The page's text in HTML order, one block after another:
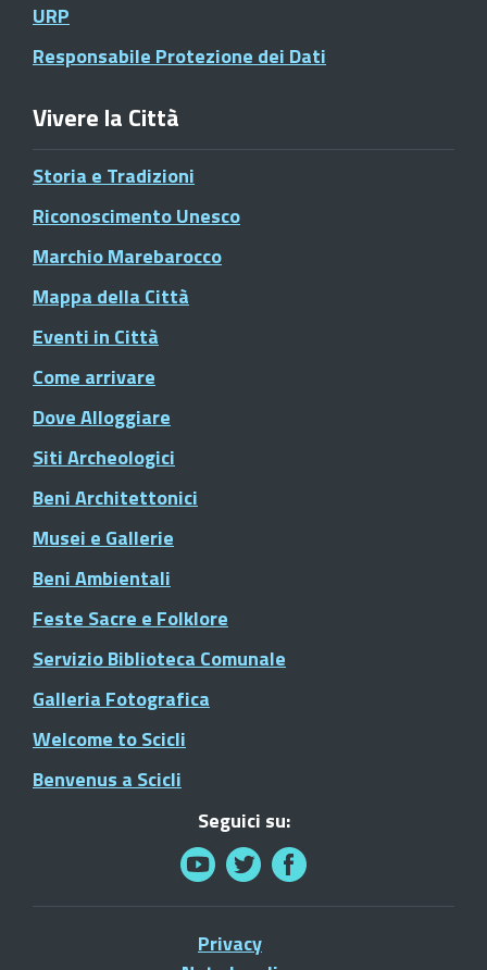
URP
Responsabile Protezione dei Dati
Vivere la Città
Storia e Tradizioni
Riconoscimento Unesco
Marchio Marebarocco
Mappa della Città
Eventi in Città
Come arrivare
Dove Alloggiare
Siti Archeologici
Beni Architettonici
Musei e Gallerie
Beni Ambientali
Feste Sacre e Folklore
Servizio Biblioteca Comunale
Galleria Fotografica
Welcome to Scicli
Benvenus a Scicli
Seguici su:
Privacy